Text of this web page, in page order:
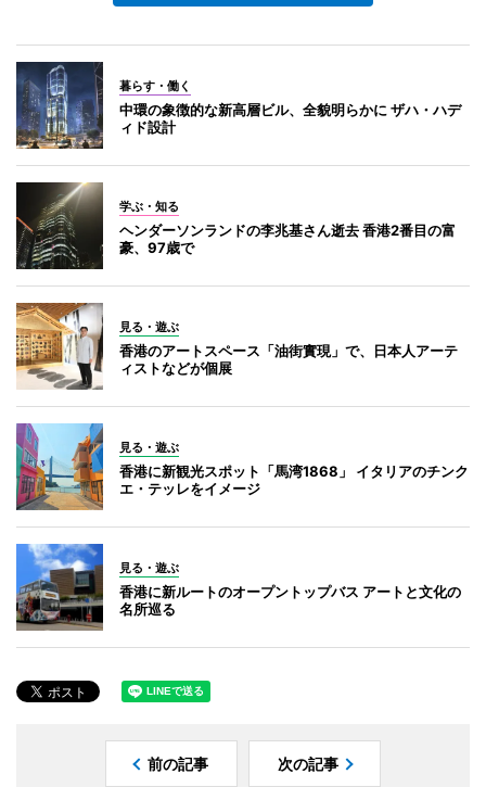
暮らす・働く
中環の象徴的な新高層ビル、全貌明らかに ザハ・ハデ
ィド設計
学ぶ・知る
ヘンダーソンランドの李兆基さん逝去 香港2番目の富
豪、97歳で
見る・遊ぶ
香港のアートスペース「油街實現」で、日本人アーテ
ィストなどが個展
見る・遊ぶ
香港に新観光スポット「馬湾1868」 イタリアのチンク
エ・テッレをイメージ
見る・遊ぶ
香港に新ルートのオープントップバス アートと文化の
名所巡る
前の記事 次の記事